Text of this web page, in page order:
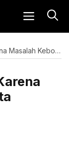
MENU
Google+ Akan Ditutup Karena Masalah Kebocoran Data Pengguna